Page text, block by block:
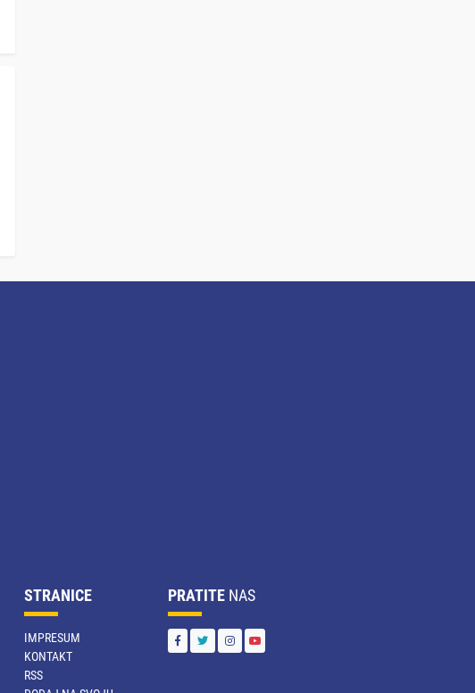
STRANICE
IMPRESUM
KONTAKT
RSS
PRATITE NAS